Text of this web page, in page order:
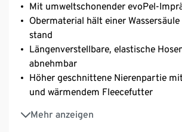
Mit umweltschonender evoPel-
Obermaterial hält einer
stand
Längenverstellbare, elastische
abnehmbar
Höher geschnittene Nierenpartie
und wärmendem Fleecefutter
Mehr anzeigen
Bund mit Klettverschluss zur
Eingrifftasche mit versiegeltem